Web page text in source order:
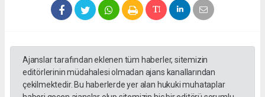
Ajanslar tarafından eklenen tüm haberler, sitemizin
editörlerinin müdahalesi olmadan ajans kanallarından
çekilmektedir. Bu haberlerde yer alan hukuki muhataplar